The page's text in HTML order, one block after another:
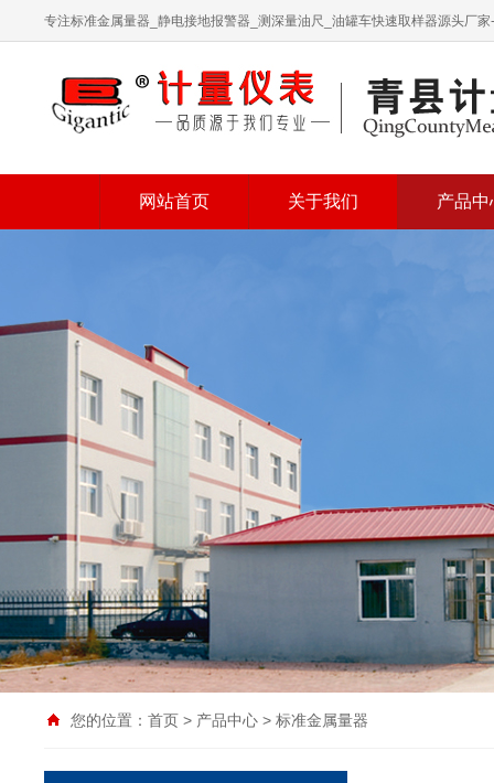
专注标准金属量器_静电接地报警器_测深量油尺_油罐车快速取样器源头厂
网站首页 关于我们 产品中
您的位置： 首页 > 产品中心 > 标准金属量器